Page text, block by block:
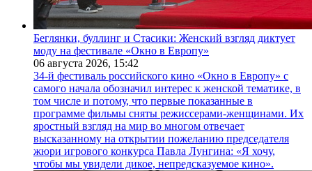
Беглянки, буллинг и Стасики: Женский взгляд диктует
моду на фестивале «Окно в Европу»
06 августа 2026, 15:42
34-й фестиваль российского кино «Окно в Европу» с
самого начала обозначил интерес к женской тематике, в
том числе и потому, что первые показанные в
программе фильмы сняты режиссерами-женщинами. Их
яростный взгляд на мир во многом отвечает
высказанному на открытии пожеланию председателя
жюри игрового конкурса Павла Лунгина: «Я хочу,
чтобы мы увидели дикое, непредсказуемое кино».